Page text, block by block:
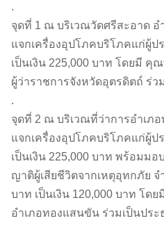
.
จุดที่ 1 ณ บริเวณวัดศรีสะอาด อ
แจกเครื่องอุปโภคบริโภคแก่ผู้ป
เป็นเงิน 225,000 บาท โดยมี คุ
ผู้ว่าราชการจังหวัดอุตรดิตถ์ ร่
.
จุดที่ 2 ณ บริเวณที่ว่าการอำเภ
แจกเครื่องอุปโภคบริโภคแก่ผู้ป
เป็นเงิน 225,000 บาท พร้อมม
ญาติผู้เสียชีวิตจากเหตุอุทกภัย จ
บาท เป็นเงิน 120,000 บาท โด
อำเภอทองแสนขัน ร่วมเป็นปร